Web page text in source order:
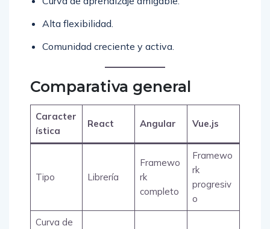
Alta flexibilidad.
Comunidad creciente y activa.
Comparativa general
Caracter
ística
React Angular Vue.js
Tipo Librería
Framewo
rk
completo
Framewo
rk
progresiv
o
Curva de